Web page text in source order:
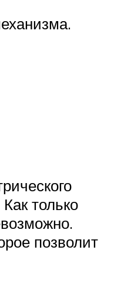
только
позволит